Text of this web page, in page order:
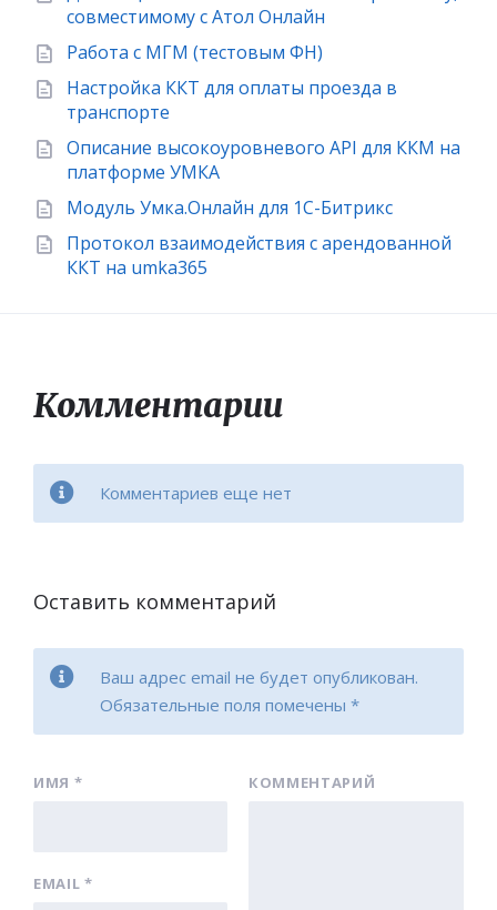
совместимому с Атол Онлайн
Работа с МГМ (тестовым ФН)
Настройка ККТ для оплаты проезда в
транспорте
Описание высокоуровневого API для ККМ на
платформе УМКА
Модуль Умка.Онлайн для 1С-Битрикс
Протокол взаимодействия с арендованной
ККТ на umka365
Комментарии
Комментариев еще нет
Оставить комментарий
Ваш адрес email не будет опубликован.
Обязательные поля помечены *
КОММЕНТАРИЙ
ИМЯ *
EMAIL *